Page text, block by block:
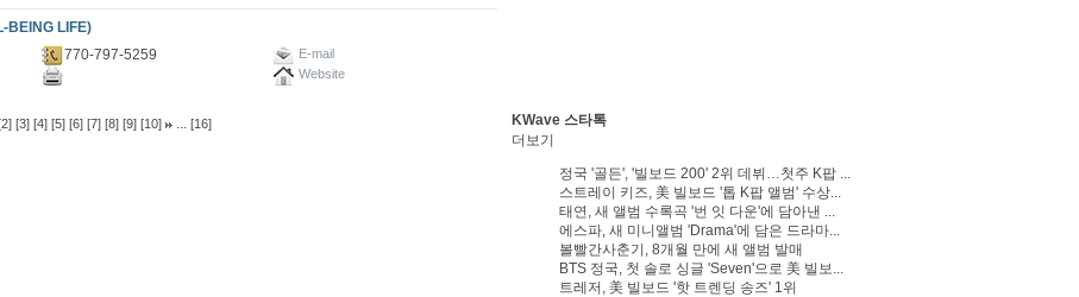
BEING LIFE)
770-797-5259
E-mail
Website
[3] [4] [5] [6] [7] [8] [9] [10] ... [16]
KWave 스타톡
더보기
정국 '골든', '빌보드 200' 2위 데뷔…첫주 K팝 ...
스트레이 키즈, 美 빌보드 '톱 K팝 앨범' 수상...
태연, 새 앨범 수록곡 '번 잇 다운'에 담아낸 ...
에스파, 새 미니앨범 'Drama'에 담은 드라마...
볼빨간사춘기, 8개월 만에 새 앨범 발매
BTS 정국, 첫 솔로 싱글 'Seven'으로 美 빌보...
트레저, 美 빌보드 '핫 트렌딩 송즈' 1위